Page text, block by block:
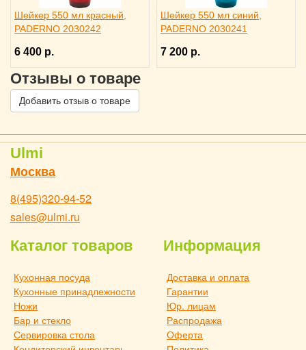
Шейкер 550 мл красный,
PADERNO 2030242
6 400 р.
Шейкер 550 мл синий,
PADERNO 2030241
7 200 р.
Отзывы о товаре
Добавить отзыв о товаре
Ulmi
Москва
8(495)320-94-52
sales@ulmi.ru
Каталог товаров
Кухонная посуда
Кухонные принадлежности
Ножи
Бар и стекло
Сервировка стола
Информация
Доставка и оплата
Гарантии
Юр. лицам
Распродажа
Оферта